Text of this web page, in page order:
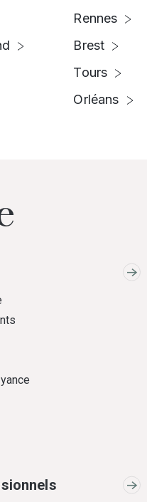
Rennes
Brest
Tours
Orléans